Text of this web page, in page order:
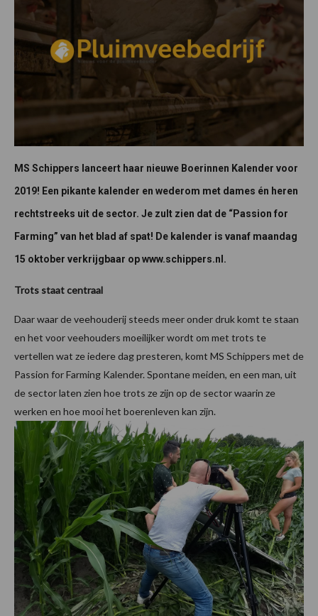
MS Schippers lanceert haar nieuwe Boerinnen Kalender voor
2019! Een pikante kalender en wederom met dames én heren
rechtstreeks uit de sector. Je zult zien dat de “Passion for
Farming” van het blad af spat! De kalender is vanaf maandag
15 oktober verkrijgbaar op www.schippers.nl.
Trots staat centraal
Daar waar de veehouderij steeds meer onder druk komt te staan
en het voor veehouders moeilijker wordt om met trots te
vertellen wat ze iedere dag presteren, komt MS Schippers met de
Passion for Farming Kalender. Spontane meiden, en een man, uit
de sector laten zien hoe trots ze zijn op de sector waarin ze
werken en hoe mooi het boerenleven kan zijn.